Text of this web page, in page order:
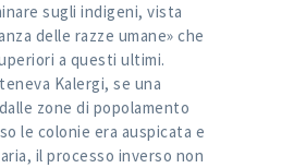
sugli indigeni, vista
delle razze umane» che
a questi ultimi.
Kalergi, se una
zone di popolamento
le colonie era auspicata e
il processo inverso non